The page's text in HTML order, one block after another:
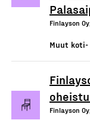
Finlayson
Muut
Finlayson